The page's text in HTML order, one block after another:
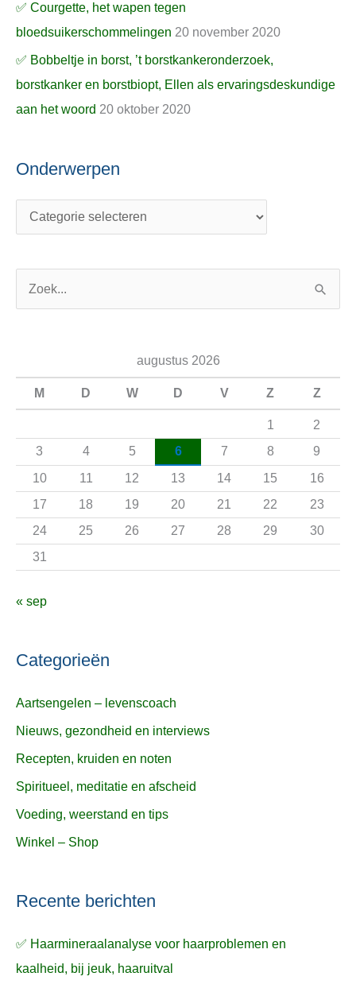
✅ Courgette, het wapen tegen
bloedsuikerschommelingen 20 november 2020
✅ Bobbeltje in borst, ’t borstkankeronderzoek,
borstkanker en borstbiopt, Ellen als ervaringsdeskundige
aan het woord 20 oktober 2020
Onderwerpen
a
r
:
augustus 2026
M D W D V Z Z
1
2
3
4 5 6 7 8
9
10
11 12 13 14 15
16
17
18 19 20 21 22
23
24
25 26 27 28 29
30
31
« sep
Categorieën
Aartsengelen – levenscoach
Nieuws, gezondheid en interviews
Recepten, kruiden en noten
Spiritueel, meditatie en afscheid
Voeding, weerstand en tips
Winkel – Shop
Recente berichten
✅ Haarmineraalanalyse voor haarproblemen en
kaalheid, bij jeuk, haaruitval